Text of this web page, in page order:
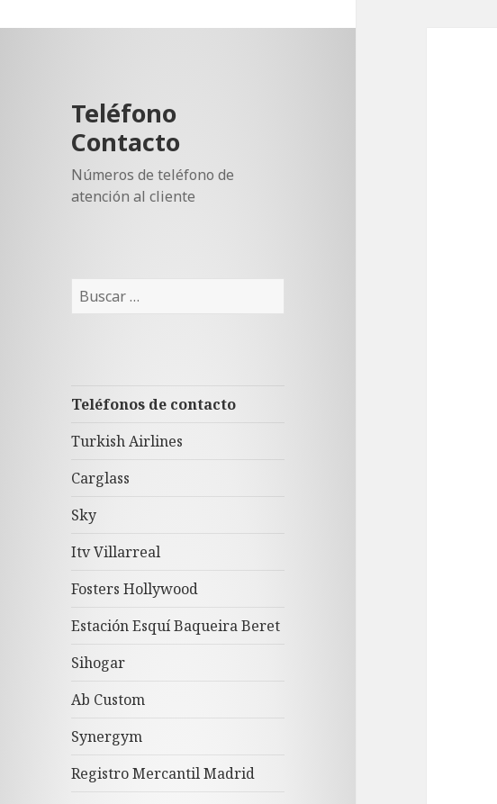
Teléfono
Contacto
Números de teléfono de
atención al cliente
Buscar:
Teléfonos de contacto
Turkish Airlines
Carglass
Sky
Itv Villarreal
Fosters Hollywood
Estación Esquí Baqueira Beret
Sihogar
Ab Custom
Synergym
Registro Mercantil Madrid